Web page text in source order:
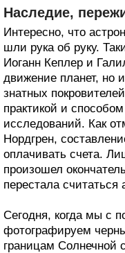
Наследие,
Интересно, что
шли рука об руку.
Иоганн Кеплер и
движение планет, но
знатных
практикой и
исследований. Как
Нордгрен,
оплачивать счета.
произошел
перестала считаться
Сегодня, когда мы с
фотографируем
границам Солнечной